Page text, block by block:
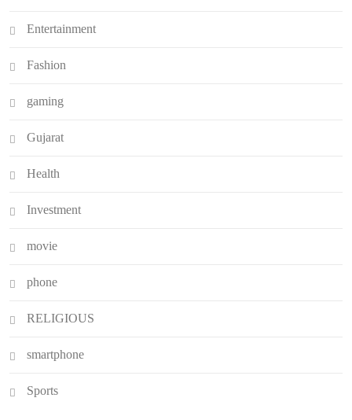
Entertainment
Fashion
gaming
Gujarat
Health
Investment
movie
phone
RELIGIOUS
smartphone
Sports